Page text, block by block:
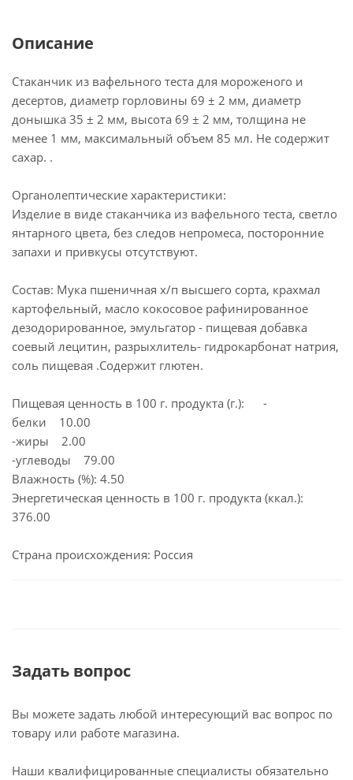
Описание
Стаканчик из вафельного теста для мороженого и
десертов, диаметр горловины 69 ± 2 мм, диаметр
донышка 35 ± 2 мм, высота 69 ± 2 мм, толщина не
менее 1 мм, максимальный объем 85 мл. Не содержит
сахар. .
Органолептические характеристики:
Изделие в виде стаканчика из вафельного теста, светло
янтарного цвета, без следов непромеса, посторонние
запахи и привкусы отсутствуют.
Состав: Мука пшеничная х/п высшего сорта, крахмал
картофельный, масло кокосовое рафинированное
дезодорированное, эмульгатор - пищевая добавка
соевый лецитин, разрыхлитель- гидрокарбонат натрия,
соль пищевая .Содержит глютен.
Пищевая ценность в 100 г. продукта (г.): -
белки 10.00
-жиры 2.00
-углеводы 79.00
Влажность (%): 4.50
Энергетическая ценность в 100 г. продукта (ккал.):
376.00
Страна происхождения: Россия
Задать вопрос
Вы можете задать любой интересующий вас вопрос по
товару или работе магазина.
Наши квалифицированные специалисты обязательно